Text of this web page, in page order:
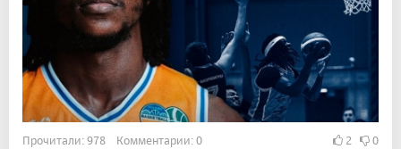
Прочитали: 978 Комментарии: 0 2 0